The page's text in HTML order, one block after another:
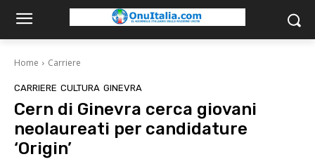
Home Carriere
CARRIERE CULTURA GINEVRA
Cern di Ginevra cerca giovani
neolaureati per candidature
‘Origin’